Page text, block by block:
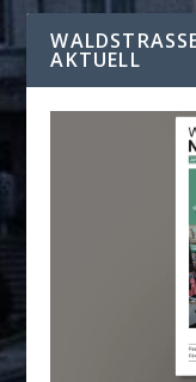
KTUELL